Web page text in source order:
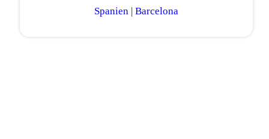
Spanien | Barcelona